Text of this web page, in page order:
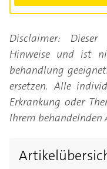
Disclaimer:
Hinweise und ist
behandlung
ersetzen. Alle
Erkrankung oder
Ihrem behandelnden